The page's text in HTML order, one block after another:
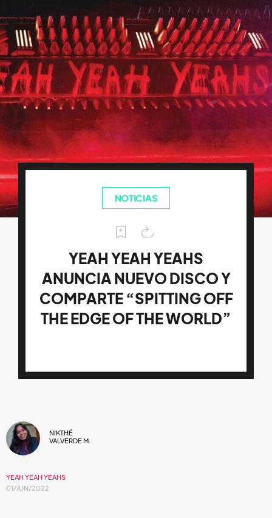
NOTICIAS
YEAH YEAH YEAHS
ANUNCIA NUEVO DISCO Y
COMPARTE “SPITTING OFF
THE EDGE OF THE WORLD”
NIKTHÉ
VALVERDE M.
YEAH YEAH YEAHS
01/JUN/2022